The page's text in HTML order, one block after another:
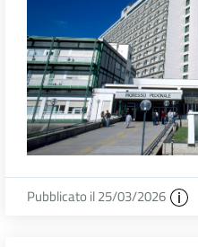
Pubblicato il 25/03/2026